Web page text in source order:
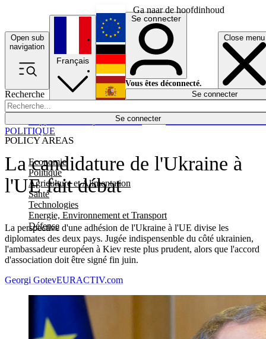
Ga naar de hoofdinhoud
Open sub
navigation
Close menu
Recherche
Se connecter
POLICY AREAS
Economie
Politique
Agriculture et Alimentation
Santé
Technologies
Energie, Environnement et Transport
Défense
Économie
Français
English
Deutsch
Español
Se connecter
Vous êtes déconnecté.
Se connecter
La candidature de l'Ukraine à
l'UE fait débat
La perspective d'une adhésion de l'Ukraine à l'UE divise les
diplomates des deux pays. Jugée indispensenble du côté ukrainien,
l'ambassadeur européen à Kiev reste plus prudent, alors que l'accord
d'association doit être signé fin juin.
POLITIQUE
Georgi GotevEURACTIV.com